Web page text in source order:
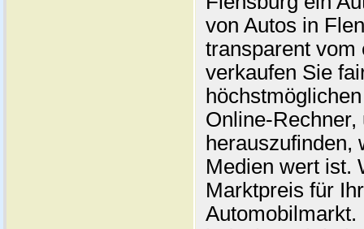
von Autos in
transparent vom
verkaufen Sie
Online-
herauszufinden,
Medien wert ist.
Marktpreis für